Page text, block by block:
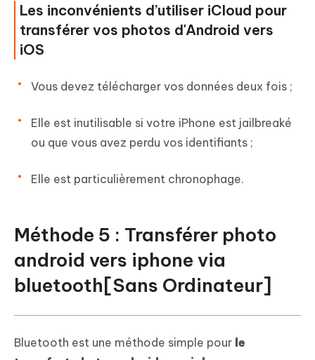
Les inconvénients d’utiliser iCloud pour
transférer vos photos d'Android vers
iOS
Vous devez télécharger vos données deux fois ;
Elle est inutilisable si votre iPhone est jailbreaké
ou que vous avez perdu vos identifiants ;
Elle est particulièrement chronophage.
Méthode 5 : Transférer photo
android vers iphone via
bluetooth[Sans Ordinateur]
Bluetooth est une méthode simple pour le